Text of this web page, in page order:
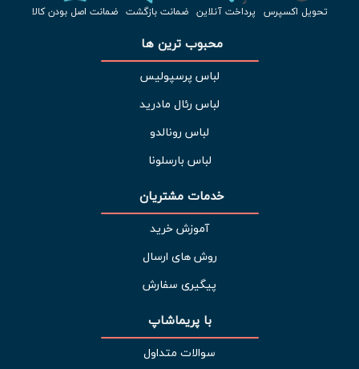
تحویل اکسپرس پرداخت آنلاین ضمانت بازگشت ضمانت اصل بودن کالا
محبوب ترین ها
لباس پرسپولیس
لباس رئال مادرید
لباس رونالدو
لباس بارسلونا
خدمات مشتریان
آموزش خرید
روش های ارسال
پیگیری سفارش
با پریماشاپ
سوالات متداول